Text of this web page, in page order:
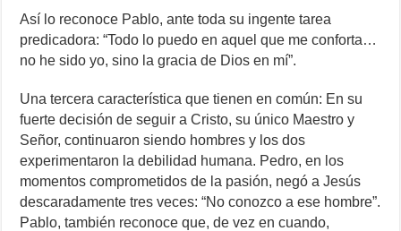
Así lo reconoce Pablo, ante toda su ingente tarea
predicadora: “Todo lo puedo en aquel que me conforta…
no he sido yo, sino la gracia de Dios en mí”.
Una tercera característica que tienen en común: En su
fuerte decisión de seguir a Cristo, su único Maestro y
Señor, continuaron siendo hombres y los dos
experimentaron la debilidad humana. Pedro, en los
momentos comprometidos de la pasión, negó a Jesús
descaradamente tres veces: “No conozco a ese hombre”.
Pablo, también reconoce que, de vez en cuando,